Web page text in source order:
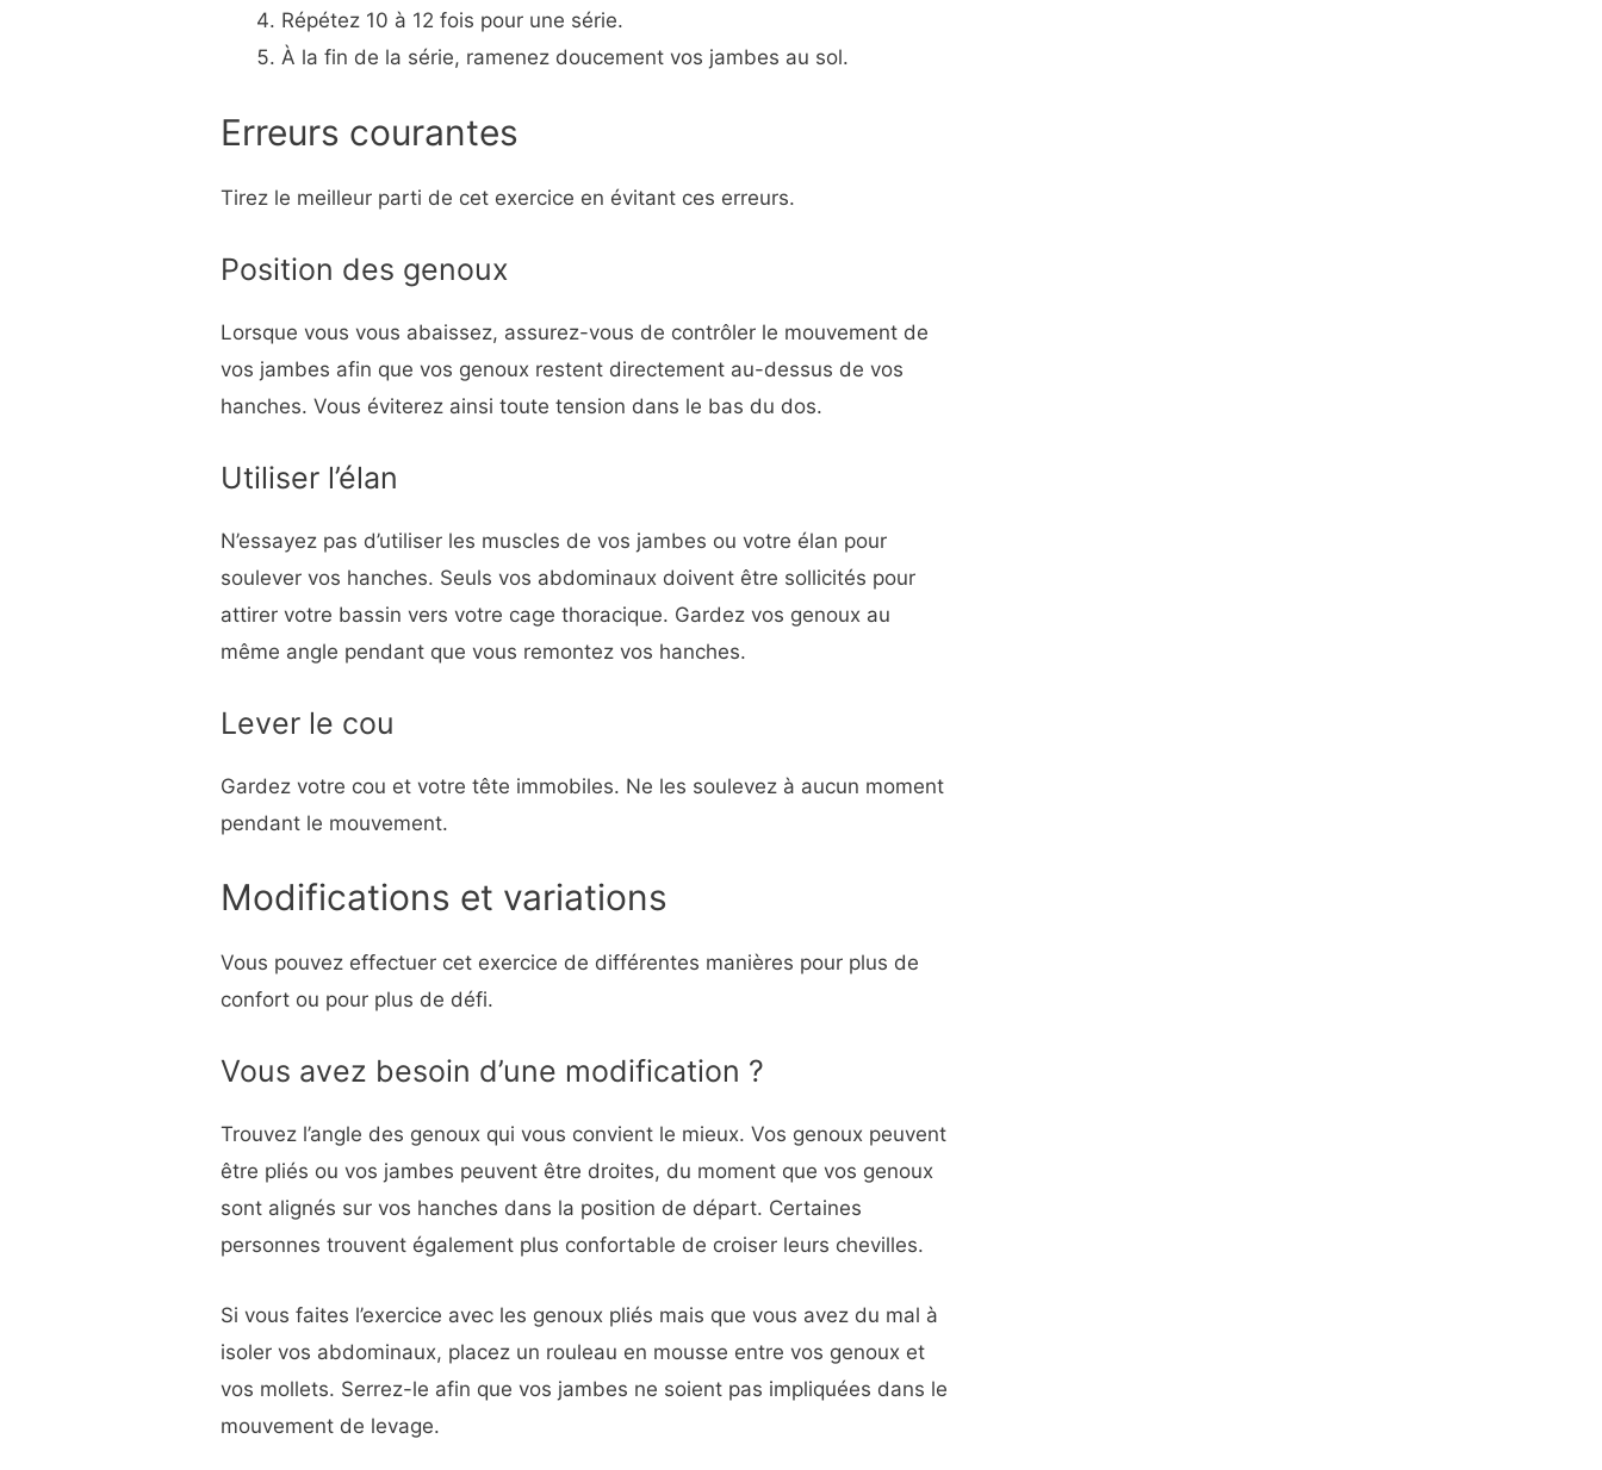
Répétez 10 à 12 fois pour une série.
À la fin de la série, ramenez doucement vos jambes au sol.
Erreurs courantes
Tirez le meilleur parti de cet exercice en évitant ces erreurs.
Position des genoux
Lorsque vous vous abaissez, assurez-vous de contrôler le mouvement de
vos jambes afin que vos genoux restent directement au-dessus de vos
hanches. Vous éviterez ainsi toute tension dans le bas du dos.
Utiliser l’élan
N’essayez pas d’utiliser les muscles de vos jambes ou votre élan pour
soulever vos hanches. Seuls vos abdominaux doivent être sollicités pour
attirer votre bassin vers votre cage thoracique. Gardez vos genoux au
même angle pendant que vous remontez vos hanches.
Lever le cou
Gardez votre cou et votre tête immobiles. Ne les soulevez à aucun moment
pendant le mouvement.
Modifications et variations
Vous pouvez effectuer cet exercice de différentes manières pour plus de
confort ou pour plus de défi.
Vous avez besoin d’une modification ?
Trouvez l’angle des genoux qui vous convient le mieux. Vos genoux peuvent
être pliés ou vos jambes peuvent être droites, du moment que vos genoux
sont alignés sur vos hanches dans la position de départ. Certaines
personnes trouvent également plus confortable de croiser leurs chevilles.
Si vous faites l’exercice avec les genoux pliés mais que vous avez du mal à
isoler vos abdominaux, placez un rouleau en mousse entre vos genoux et
vos mollets. Serrez-le afin que vos jambes ne soient pas impliquées dans le
mouvement de levage.